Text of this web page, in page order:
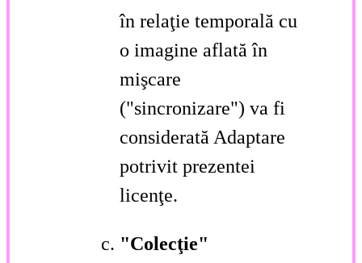
în relaţie temporală cu
o imagine aflată în
mişcare
("sincronizare") va fi
considerată Adaptare
potrivit prezentei
licenţe.
"Colecţie"